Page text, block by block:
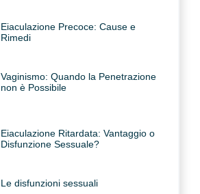
Eiaculazione Precoce: Cause e
Rimedi
Vaginismo: Quando la Penetrazione
non è Possibile
Eiaculazione Ritardata: Vantaggio o
Disfunzione Sessuale?
Le disfunzioni sessuali